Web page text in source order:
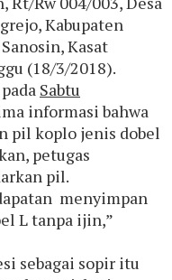
Kabupaten
Kasat
(18/3/2018).
Sabtu
informasi bahwa
pil koplo jenis dobel
petugas
pil.
menyimpan
L tanpa ijin,”
sebagai sopir itu